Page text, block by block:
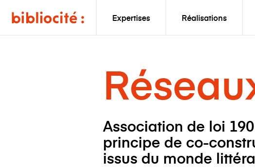
Expertises Réalisations
Association de loi
principe de co-
issus du monde